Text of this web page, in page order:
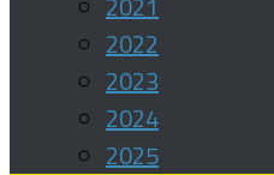
2022
2023
2024
2025